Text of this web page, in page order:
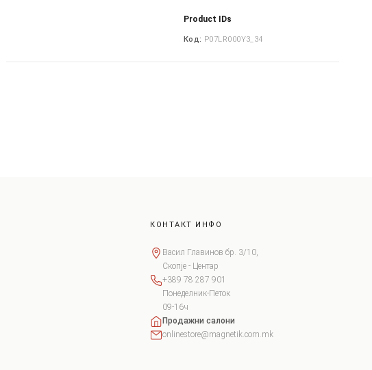
Product IDs
Код: P07LR000Y3_34
КОНТАКТ ИНФО
Васил Главинов бр. 3/10,
Скопје - Центар
+389 78 287 901
Понеделник-Петок
09-16ч
Продажни салони
onlinestore@magnetik.com.mk